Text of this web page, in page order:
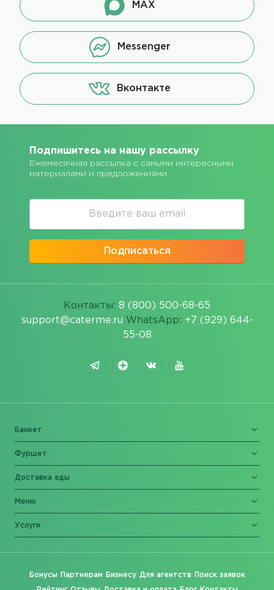
MAX
Messenger
Вконтакте
Подпишитесь на нашу рассылку
Ежемесячная рассылка с самыми интересными
материалами и предложениями
Подписаться
Контакты: 8 (800) 500-68-65
support@caterme.ru WhatsApp: +7 (929) 644-
55-08
Банкет
Фуршет
Доставка еды
Меню
Услуги
Бонусы Партнерам Бизнесу Для агентств Поиск заявок